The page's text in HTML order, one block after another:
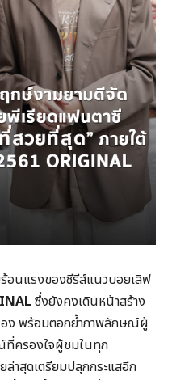
อนแรงของซีรีส์แนวบอยเลิฟ
ซึ่งยังคงเดินหน้าสร้าง
อง พร้อมตอกย้ำภาพลักษณ์ผู้
ที่ครองใจผู้ชมในทุก
าสุดเตรียมปลุกกระแสอีก